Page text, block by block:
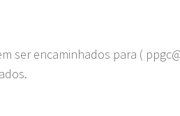
ser encaminhados para (